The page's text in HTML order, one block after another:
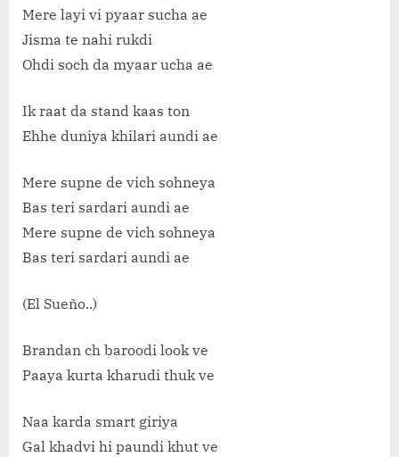
Mere layi vi pyaar sucha ae
Jisma te nahi rukdi
Ohdi soch da myaar ucha ae
Ik raat da stand kaas ton
Ehhe duniya khilari aundi ae
Mere supne de vich sohneya
Bas teri sardari aundi ae
Mere supne de vich sohneya
Bas teri sardari aundi ae
(El Sueño..)
Brandan ch baroodi look ve
Paaya kurta kharudi thuk ve
Naa karda smart giriya
Gal khadvi hi paundi khut ve